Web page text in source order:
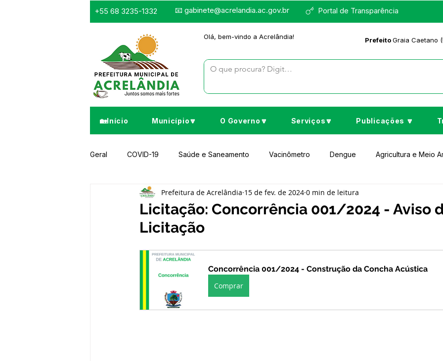
Portal de Transparência
+55 68 3235-1332 📧 gabinete@acrelandia.ac.gov.br
Olá, bem-vindo a Acrelândia! PrefeitoGraia Caetano
🏡Início Município🔽 O Governo🔽 Serviços🔽 Publicações 🔽
Geral COVID-19 Saúde e Saneamento Vacinômetro Dengue Agricultura e Meio
Infraestrutura e Obras Desporto Cultura e Lazer Educação Assistência Social
Administração e Finanças
Datas Comemorativas Defesa Civil Convênios e Parcerias Licitações Nota de
Avisos e Convites Emenda Parlamentar Vigilância Sanitária Casa Civil Ordem de
Licitação: Concorrência 001/2024 - Aviso
Licitação
Prefeitura de Acrelândia 15 de fev. de 2024 0 min de leitura
Concorrência 001/2024 - Construção da Concha Acústica
Comprar